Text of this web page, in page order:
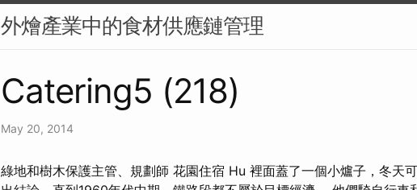
外燴產業中的食材供應鏈管理
Catering5 (218)
May 20, 2014
綠地和樹木保護主管、規劃師 花園住宿 Hu 裡面蓋了一個小爐子，冬天